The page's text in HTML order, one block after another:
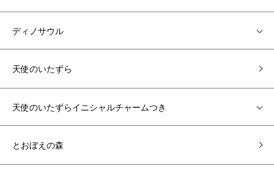
ディノサウル
天使のいたずら
天使のいたずらイニシャルチャームつき
とおぼえの森